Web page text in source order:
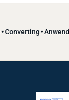
Converting